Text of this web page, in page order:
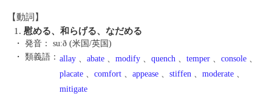
【動詞】
1. 慰める、和らげる、なだめる
・ 発音：
suːð (米国/英国)
・ 類義語： allay 、 abate 、 modify 、 quench 、 temper 、 console 、
placate 、 comfort 、 appease 、 stiffen 、 moderate 、
mitigate